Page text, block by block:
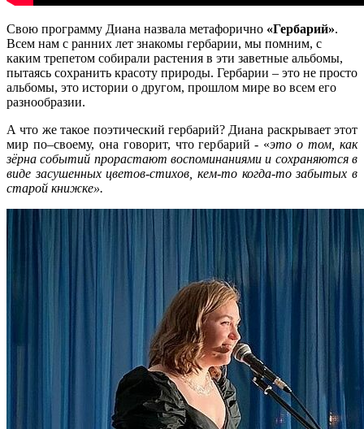
Свою программу Диана назвала метафорично «Гербарий».
Всем нам с ранних лет знакомы гербарии, мы помним, с
каким трепетом собирали растения в эти заветные альбомы,
пытаясь сохранить красоту природы. Гербарии – это не просто
альбомы, это истории о другом, прошлом мире во всем его
разнообразии.
А что же такое поэтический гербарий? Диана раскрывает этот
мир по–своему, она говорит, что гербарий - «это о том, как
зёрна событий прорастают воспоминаниями и сохраняются в
виде засушенных цветов-стихов, кем-то когда-то забытых в
старой книжке».